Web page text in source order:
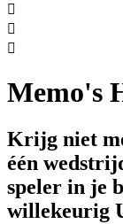



Memo's
Krijg niet
één
speler in je
willekeurig